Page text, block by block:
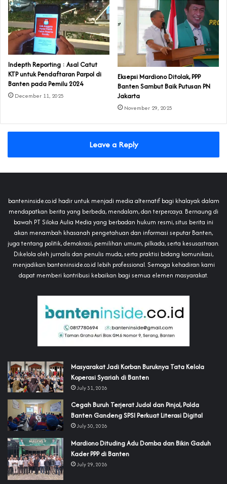
Indepth Reporting : Asal Catut
KTP untuk Pendaftaran Parpol di
Banten pada Pemilu 2024
December 11, 2025
Eksepsi Mardiono Ditolak, PPP
Banten Sambut Baik Putusan PN
Jakarta
November 29, 2025
Leave a Reply
banteninside.co.id hadir untuk menjadi media alternatif bagi khalayak dalam
mendapatkan berita yang berbeda, mendalam, dan terpercaya. Bernaung di
bawah PT Siloka Aulia Media yang berbadan hukum resmi, situs berita ini
akan menambah khasanah pengetahuan dan informasi seputar Banten,
juga tentang politik, demokrasi, pemilihan umum, pilkada, serta kesusastraan.
Dikelola oleh jurnalis dan penulis muda, serta praktisi bidang komunikasi,
menjadikan banteninside.co.id lebih professional. Semoga kehadiran kami
dapat memberi kontribusi kebaikan bagi semua elemen masyarakat.
‎Masyarakat Jadi Korban Buruknya Tata Kelola
Koperasi Syariah di Banten
July 31, 2026
Cegah Buruh Terjerat Judol dan Pinjol, Polda
Banten Gandeng SPSI Perkuat Literasi Digital
July 30, 2026
‎Mardiono Dituding Adu Domba dan Bikin Gaduh
Kader PPP di Banten
July 29, 2026